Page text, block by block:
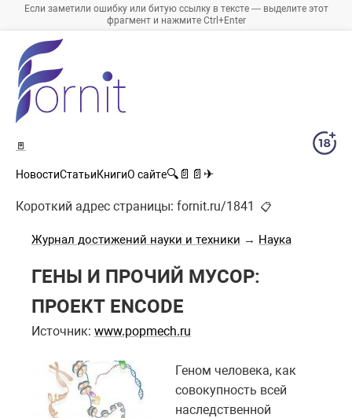
Если заметили ошибку или битую ссылку в тексте — выделите этот
фрагмент и нажмите Ctrl+Enter
🚪
НовостиСтатьиКнигиО сайте🔍 📄 📄 ✈
Короткий адрес страницы: fornit.ru/1841 📋
Журнал достижений науки и техники → Наука
ГЕНЫ И ПРОЧИЙ МУСОР:
ПРОЕКТ ENCODE
Источник: www.popmech.ru
Геном человека, как
совокупность всей
наследственной